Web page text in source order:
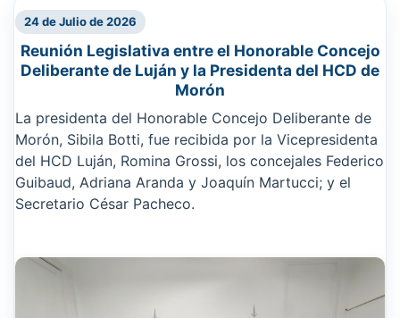
24 de Julio de 2026
Reunión Legislativa entre el Honorable Concejo
Deliberante de Luján y la Presidenta del HCD de
Morón
La presidenta del Honorable Concejo Deliberante de
Morón, Sibila Botti, fue recibida por la Vicepresidenta
del HCD Luján, Romina Grossi, los concejales Federico
Guibaud, Adriana Aranda y Joaquín Martucci; y el
Secretario César Pacheco.